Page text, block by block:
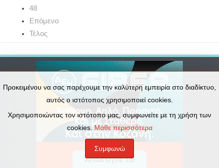
48
Επόμενο
Τέλος
Προκειμένου να σας παρέχουμε την καλύτερη εμπειρία στο διαδίκτυο,
αυτός ο ιστότοπος χρησιμοποιεί cookies.
Χρησιμοποιώντας τον ιστότοπο μας, συμφωνείτε με τη χρήση των
cookies. Μάθε περισσότερα
Συμφωνώ